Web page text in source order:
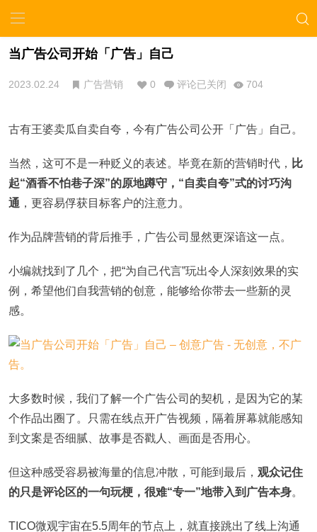
当广告公司开始「广告」自己
2023.02.24 广告营销 0 评论已关闭 704
古有王婆卖瓜自卖自夸，今有广告公司公开「广告」自己。
当然，这可不是一种贬义的表述。毕竟在新的营销时代， 比
起“酒香不怕巷子深”的原地蹲守，“自卖自夸”式的讨巧沟
通 ，更容易俘获目标客户的注意力。
作为品牌营销的背后推手，广告公司显然更深谙这一点。
小编就找到了几个，把“为自己代言”玩出令人深刻效果的实
例，希望他们自我营销的创意，能够给你带去一些新的灵
感。
大多数时候，我们了解一个广告公司的契机，是因为它的某
个作品出圈了。只需在线点开广告视频，隔着屏幕就能感知
到文案是否细腻、故事是否戳人、画面是否用心。
但这种感受容易被海量的信息冲散，可能到最后， 观众记住
的只是评论区的一句玩梗，很难“专一”地带入到广告本身。
TICO微观宇宙在5.5周年的节点上，就直接跳出了线上沟通